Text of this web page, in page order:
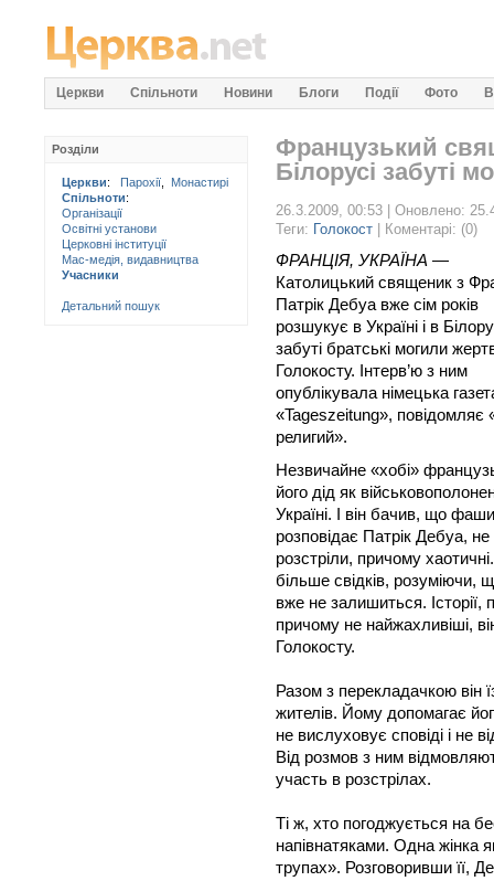
Церкви Спільноти Новини Блоги Події Фото
Розділи
Церкви: Парохії
Монастирі
Спільноти:
Організації
Освітні установи
Церковні інституції
Мас-медія, видавництва
Учасники
Детальний пошук
Французький
Білорусі забуті
26.3.2009, 00:53 | Оновлено:
Теги: Голокост | Коментарі: (0)
ФРАНЦІЯ, УКРАЇНА —
Католицький священик з
Патрік Дебуа вже сім років
розшукує в Україні і в
забуті братські могили
Голокосту. Інтерв’ю з ним
опублікувала німецька
«Tageszeitung», повідомляє
религий».
Незвичайне «хобі»
його дід як
Україні. І він бачив, що
розповідає Патрік Дебуа,
розстріли, причому
більше свідків, розуміючи,
вже не залишиться.
причому не найжахливіші,
Голокосту.
Разом з перекладачкою він
жителів. Йому допомагає
не вислуховує сповіді і не
Від розмов з ним
участь в розстрілах.
Ті ж, хто погоджується на
напівнатяками. Одна жінка
трупах». Розговоривши її,